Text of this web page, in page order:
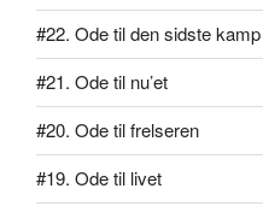
#22. Ode til den sidste kamp
#21. Ode til nu’et
#20. Ode til frelseren
#19. Ode til livet